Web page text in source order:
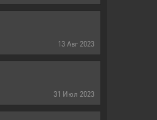
13 Авг 2023
31 Июл 2023